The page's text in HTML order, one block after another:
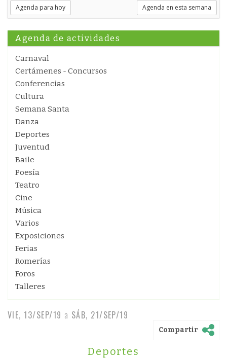
Agenda para hoy Agenda en esta semana
Agenda de actividades
Carnaval
Certámenes - Concursos
Conferencias
Cultura
Semana Santa
Danza
Deportes
Juventud
Baile
Poesía
Teatro
Cine
Música
Varios
Exposiciones
Ferias
Romerías
Foros
Talleres
VIE, 13/SEP/19 a SÁB, 21/SEP/19
Compartir
Deportes